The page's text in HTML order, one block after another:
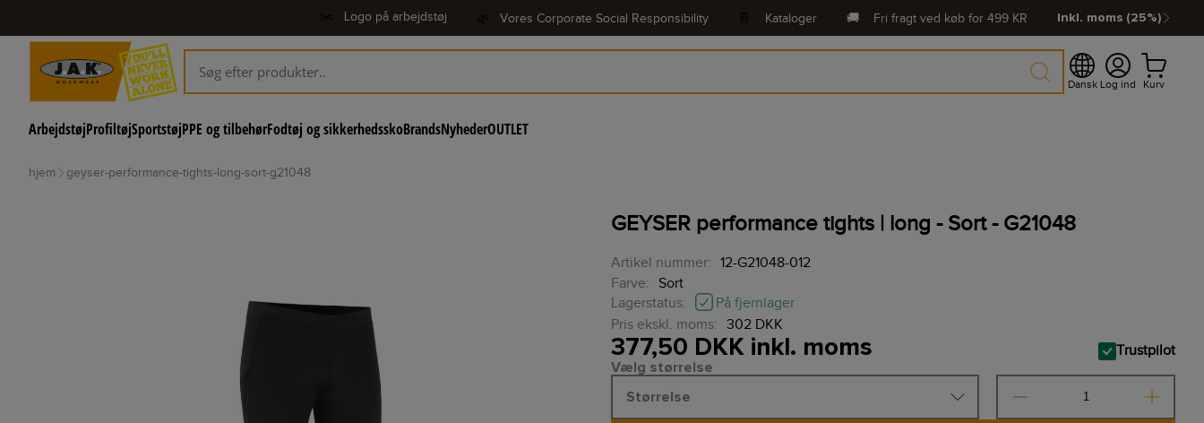
Logo på arbejdstøj Vores Corporate Social Responsibility Kataloger 🚚 Fri fragt ved køb for 499 KR Inkl. moms (25%)
Dansk Log ind Kurv
ArbejdstøjProfiltøjSportstøjPPE og tilbehørFodtøj og sikkerhedsskoBrandsNyhederOUTLET
hjem geyser-performance-tights-long-sort-g21048
GEYSER performance tights | long - Sort - G21048
Artikel nummer:
12-G21048-012
Farve:
Sort
Lagerstatus:
På fjernlager
Pris ekskl. moms:
302 DKK
377,50 DKK inkl. moms Trustpilot
Vælg størrelse
Størrelse